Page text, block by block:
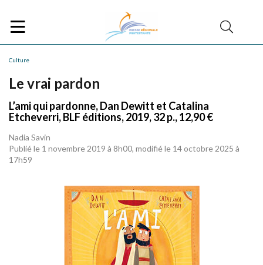
Culture
Le vrai pardon
L’ami qui pardonne, Dan Dewitt et Catalina
Etcheverri, BLF éditions, 2019, 32 p., 12,90 €
Nadia Savin
Publié le 1 novembre 2019 à 8h00, modifié le 14 octobre 2025 à
17h59